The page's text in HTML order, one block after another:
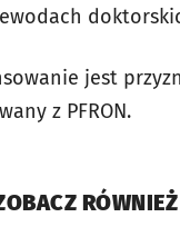
jest
z PFRON.
RÓWNIEŻ